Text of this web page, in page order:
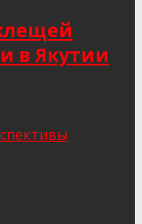
в Якутии